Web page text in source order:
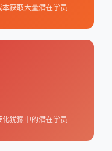
获取大量潜在学员
犹豫中的潜在学员